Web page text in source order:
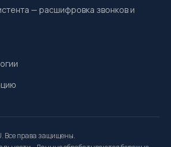
— расшифровка звонков и
Все права защищены.